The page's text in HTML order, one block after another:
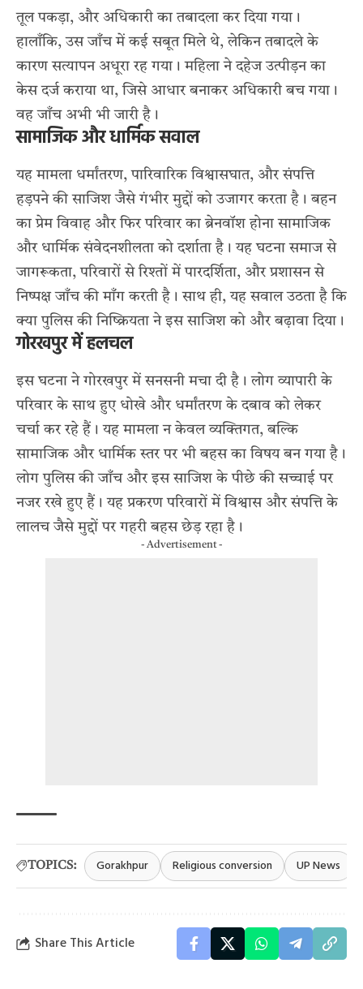
तूल पकड़ा, और अधिकारी का तबादला कर दिया गया।
हालाँकि, उस जाँच में कई सबूत मिले थे, लेकिन तबादले के
कारण सत्यापन अधूरा रह गया। महिला ने दहेज उत्पीड़न का
केस दर्ज कराया था, जिसे आधार बनाकर अधिकारी बच गया।
वह जाँच अभी भी जारी है।
सामाजिक और धार्मिक सवाल
यह मामला धर्मांतरण, पारिवारिक विश्वासघात, और संपत्ति
हड़पने की साजिश जैसे गंभीर मुद्दों को उजागर करता है। बहन
का प्रेम विवाह और फिर परिवार का ब्रेनवॉश होना सामाजिक
और धार्मिक संवेदनशीलता को दर्शाता है। यह घटना समाज से
जागरूकता, परिवारों से रिश्तों में पारदर्शिता, और प्रशासन से
निष्पक्ष जाँच की माँग करती है। साथ ही, यह सवाल उठता है कि
क्या पुलिस की निष्क्रियता ने इस साजिश को और बढ़ावा दिया।
गोरखपुर में हलचल
इस घटना ने गोरखपुर में सनसनी मचा दी है। लोग व्यापारी के
परिवार के साथ हुए धोखे और धर्मांतरण के दबाव को लेकर
चर्चा कर रहे हैं। यह मामला न केवल व्यक्तिगत, बल्कि
सामाजिक और धार्मिक स्तर पर भी बहस का विषय बन गया है।
लोग पुलिस की जाँच और इस साजिश के पीछे की सच्चाई पर
नजर रखे हुए हैं। यह प्रकरण परिवारों में विश्वास और संपत्ति के
लालच जैसे मुद्दों पर गहरी बहस छेड़ रहा है।
- Advertisement -
TOPICS: Gorakhpur Religious conversion UP News
Share This Article